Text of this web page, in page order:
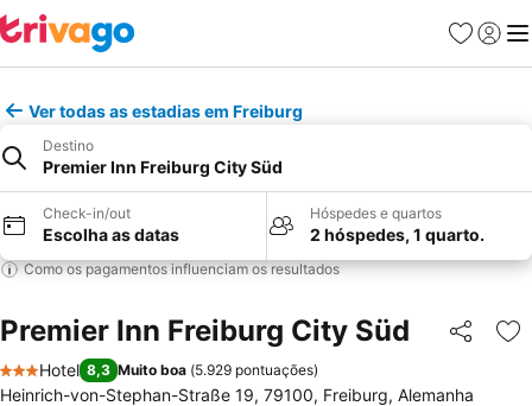
Favoritos
Iniciar
Ver todas as estadias em Freiburg
Destino
Premier Inn Freiburg City Süd
Check-in/out
Escolha as datas
Hóspedes e quartos
2 hóspedes, 1 quarto.
Como os pagamentos influenciam os resultados
Premier Inn Freiburg City Süd Partilhar
3 Estrelas
Hotel 8,3 Muito boa (5.929 pontuações)
Heinrich-von-Stephan-Straße 19, 79100, Freiburg, Alemanha